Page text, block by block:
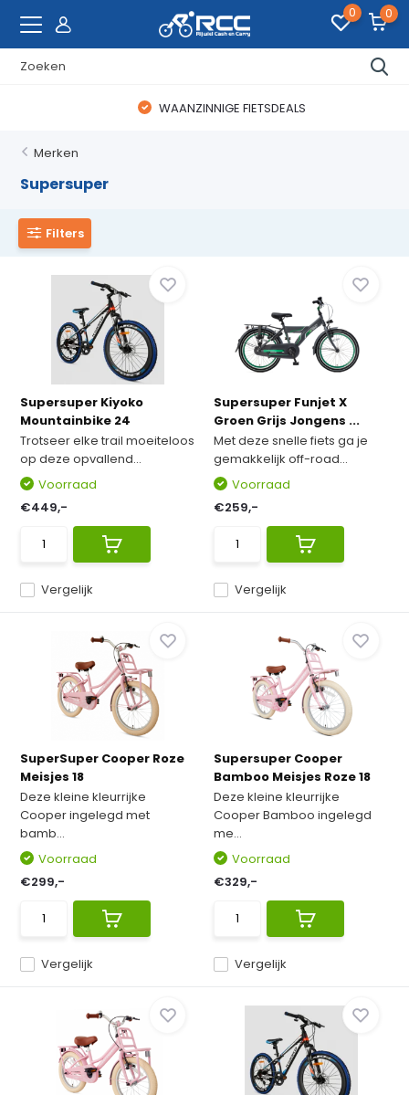
0 0
WAANZINNIGE FIETSDEALS
Merken
Supersuper
Filters
Supersuper Kiyoko
Mountainbike 24
Trotseer elke trail moeiteloos
op deze opvallend...
Vergelijk
Voorraad
€449,-
Supersuper Funjet X
Groen Grijs Jongens ...
Met deze snelle fiets ga je
gemakkelijk off-road...
Vergelijk
Voorraad
€259,-
SuperSuper Cooper Roze
Meisjes 18
Deze kleine kleurrijke
Cooper ingelegd met
bamb...
Vergelijk
Voorraad
€299,-
Supersuper Cooper
Bamboo Meisjes Roze 18
Deze kleine kleurrijke
Cooper Bamboo ingelegd
me...
Vergelijk
Voorraad
€329,-